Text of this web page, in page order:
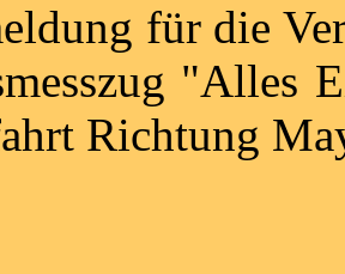
für die
"Alles
Richtung